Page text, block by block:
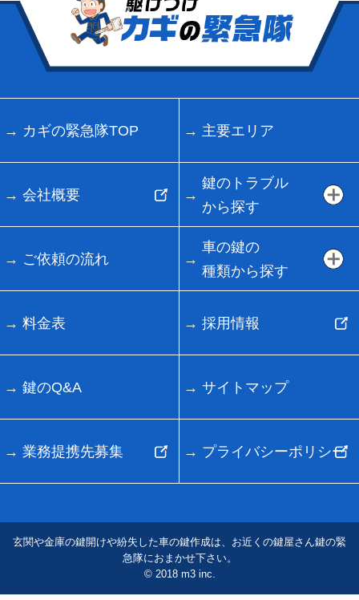
カギの緊急隊TOP 主要エリア
会社概要
鍵のトラブル
から探す
ご依頼の流れ
車の鍵の
種類から探す
料金表 採用情報
鍵のQ&A サイトマップ
業務提携先募集 プライバシーポリシー
玄関や金庫の鍵開けや紛失した車の鍵作成は、お近くの鍵屋さん鍵の緊
急隊におまかせ下さい。
© 2018 m3 inc.